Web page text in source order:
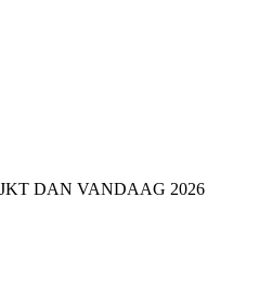
DAN VANDAAG 2026